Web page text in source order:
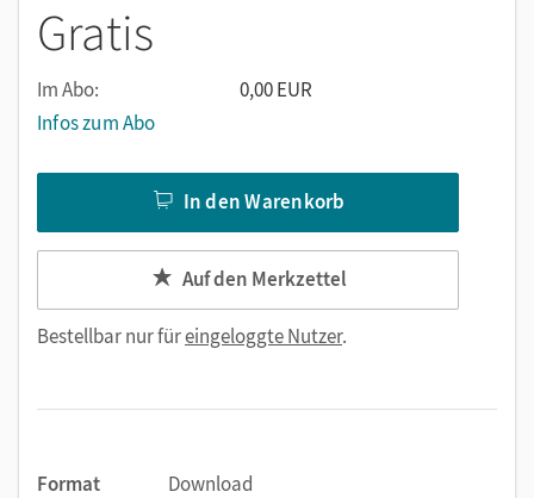
Gratis
Im Abo:
0,00 EUR
Infos zum Abo
In den Warenkorb
Auf den Merkzettel
Bestellbar nur füreingeloggte Nutzer.
Format
Download